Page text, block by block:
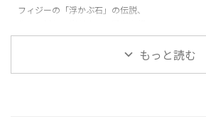
フィジーの「浮かぶ石」の伝説、
常現象
もっと読む